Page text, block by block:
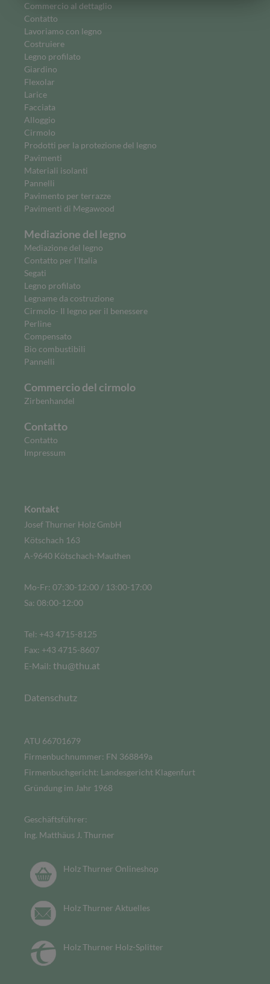
Commercio al dettaglio
Contatto
Lavoriamo con legno
Costruiere
Legno profilato
Giardino
Flexolar
Larice
Facciata
Alloggio
Cirmolo
Prodotti per la protezione del legno
Pavimenti
Materiali isolanti
Pannelli
Pavimento per terrazze
Pavimenti di Megawood
Mediazione del legno
Mediazione del legno
Contatto per l'Italia
Segati
Legno profilato
Legname da costruzione
Cirmolo- Il legno per il benessere
Perline
Compensato
Bio combustibili
Pannelli
Commercio del cirmolo
Zirbenhandel
Contatto
Contatto
Impressum
Kontakt
Josef Thurner Holz GmbH
Kötschach 163
A-9640 Kötschach-Mauthen
Mo-Fr: 07:30-12:00 / 13:00-17:00
Sa: 08:00-12:00
Tel: +43 4715-8125
Fax: +43 4715-8607
E-Mail: thu@thu.at
Datenschutz
ATU 66701679
Firmenbuchnummer: FN 368849a
Firmenbuchgericht: Landesgericht Klagenfurt
Gründung im Jahr 1968
Geschäftsführer:
Ing. Matthäus J. Thurner
Holz Thurner Onlineshop
Holz Thurner Aktuelles
Holz Thurner Holz-Splitter